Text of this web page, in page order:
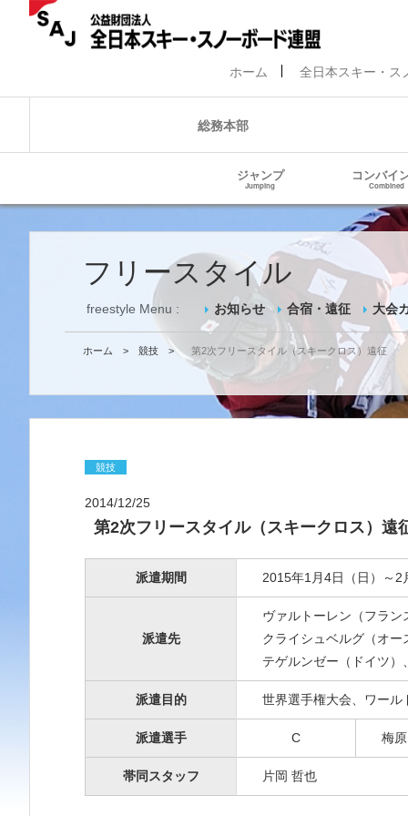
ホーム 全日本スキー・ス
総務本部
ジャンプ
Jumping
コンバイ
Combined
フリースタイル
freestyle Menu : お知らせ 合宿・遠征 大会
ホーム > 競技 > 第2次フリースタイル（スキークロス）遠征
競技
2014/12/25
第2次フリースタイル（スキークロス）遠
派遣期間 2015年1月4日（日）～2
派遣先
ヴァルトーレン（フラ
クライシュベルグ（オー
テゲルンゼー（ドイツ
派遣目的 世界選手権大会、ワー
派遣選手 C 梅
帯同スタッフ 片岡 哲也